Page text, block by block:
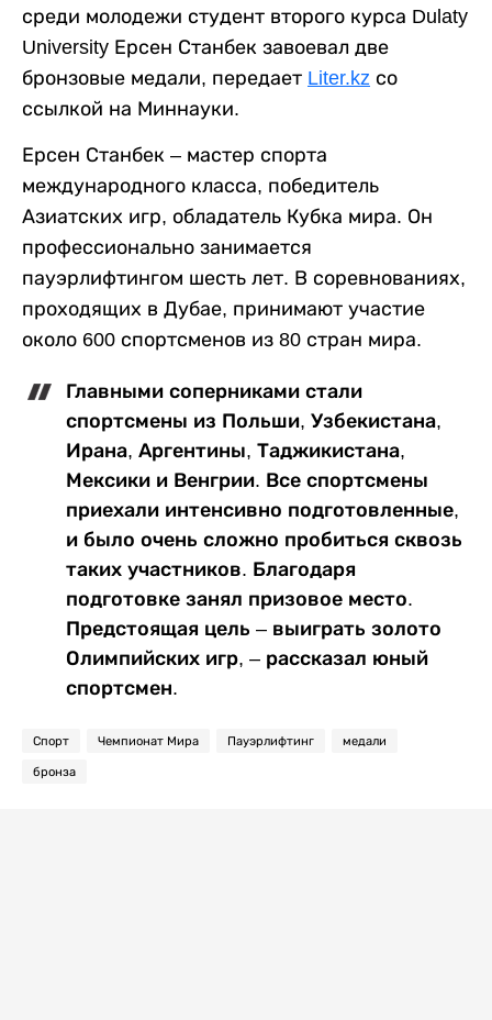
среди молодежи студент второго курса Dulaty
University Ерсен Станбек завоевал две
бронзовые медали, передает Liter.kz со
ссылкой на Миннауки.
Ерсен Станбек – мастер спорта
международного класса, победитель
Азиатских игр, обладатель Кубка мира. Он
профессионально занимается
пауэрлифтингом шесть лет. В соревнованиях,
проходящих в Дубае, принимают участие
около 600 спортсменов из 80 стран мира.
Главными соперниками стали
спортсмены из Польши, Узбекистана,
Ирана, Аргентины, Таджикистана,
Мексики и Венгрии. Все спортсмены
приехали интенсивно подготовленные,
и было очень сложно пробиться сквозь
таких участников. Благодаря
подготовке занял призовое место.
Предстоящая цель – выиграть золото
Олимпийских игр, – рассказал юный
спортсмен.
Спорт Чемпионат Мира Пауэрлифтинг медали
бронза